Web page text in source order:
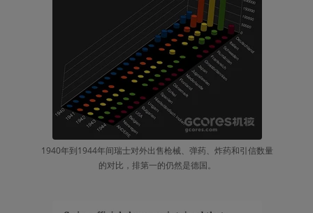
1940年到1944年间瑞士对外出售枪械、弹药、炸药和引信数量
的对比，排第一的仍然是德国。